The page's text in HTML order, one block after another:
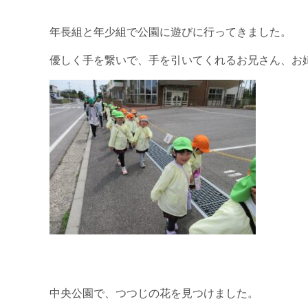
年長組と年少組で公園に遊びに行ってきました。
優しく手を繋いで、手を引いてくれるお兄さん、お
中央公園で、つつじの花を見つけました。